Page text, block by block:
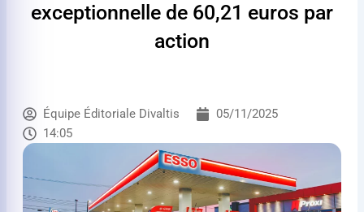
exceptionnelle de 60,21 euros par
action
Équipe Éditoriale Divaltis
05/11/2025
14:05